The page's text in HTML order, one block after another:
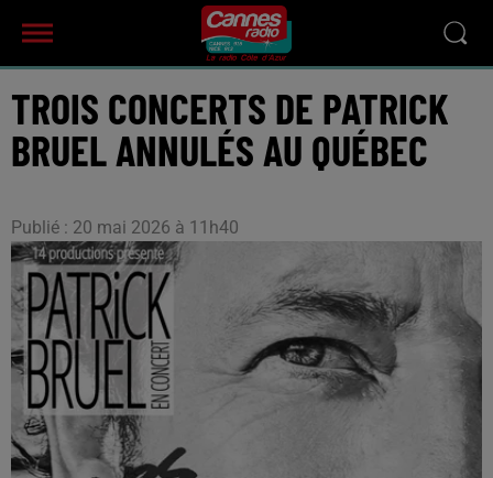
TROIS CONCERTS DE PATRICK
BRUEL ANNULÉS AU QUÉBEC
Publié : 20 mai 2026 à 11h40